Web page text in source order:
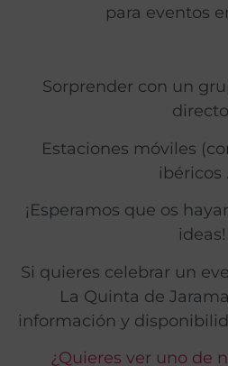
para eventos
Sorprender con un
Estaciones móviles
ibéricos
¡Esperamos que os
ideas!
Si quieres celebrar un
La Quinta de
información y
¿Quieres ver uno de